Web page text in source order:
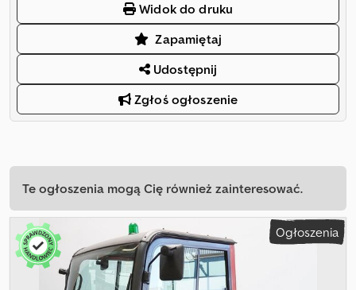
Widok do druku
Zapamiętaj
Udostępnij
Zgłoś ogłoszenie
Te ogłoszenia mogą Cię również zainteresować.
Ogłoszenia